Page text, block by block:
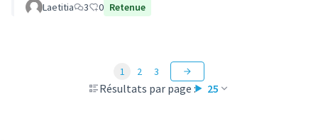
Laetitia 3 0 Retenue
Résultats par page : 25
1 2 3